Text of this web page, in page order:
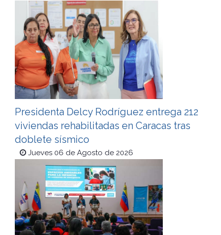
Presidenta Delcy Rodríguez entrega 212
viviendas rehabilitadas en Caracas tras
doblete sísmico
Jueves 06 de Agosto de 2026